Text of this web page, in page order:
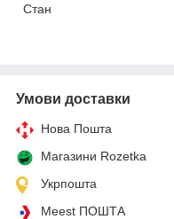
Стан
Умови доставки
Нова Пошта
Магазини Rozetka
Укрпошта
Meest ПОШТА